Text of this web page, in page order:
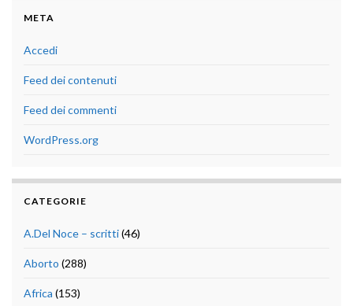
META
Accedi
Feed dei contenuti
Feed dei commenti
WordPress.org
CATEGORIE
A.Del Noce – scritti(46)
Aborto (288)
Africa (153)